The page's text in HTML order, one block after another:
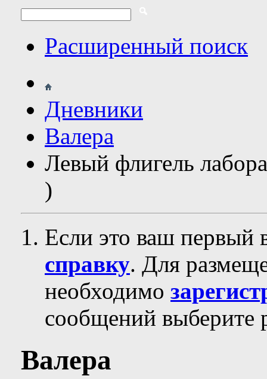
Расширенный поиск
Дневники
Валера
Левый флигель
)
Если это ваш первый
справку. Для
необходимо
сообщений выберите
Валера